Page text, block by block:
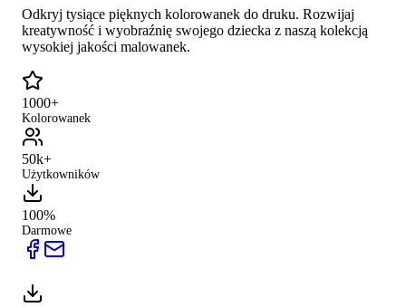
Odkryj tysiące pięknych kolorowanek do druku. Rozwijaj
kreatywność i wyobraźnię swojego dziecka z naszą kolekcją
wysokiej jakości malowanek.
1000+
Kolorowanek
50k+
Użytkowników
100%
Darmowe